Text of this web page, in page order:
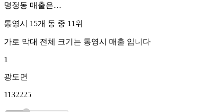
명정동 매출은…
통영시 15개 동 중 11위
가로 막대 전체 크기는 통영시 매출 입니다
1
광도면
1132225